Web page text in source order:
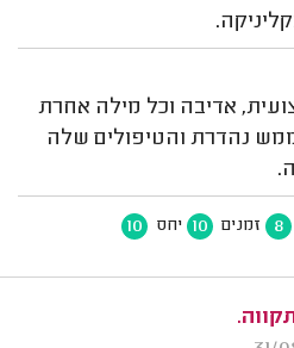
אדיבה וכל מילה אחרת
נהדרת והטיפולים שלה
8 זמנים 10 יחס 10